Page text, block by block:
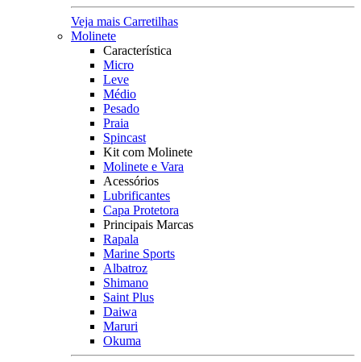
Veja mais Carretilhas
Molinete
Característica
Micro
Leve
Médio
Pesado
Praia
Spincast
Kit com Molinete
Molinete e Vara
Acessórios
Lubrificantes
Capa Protetora
Principais Marcas
Rapala
Marine Sports
Albatroz
Shimano
Saint Plus
Daiwa
Maruri
Okuma